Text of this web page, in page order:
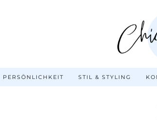
PERSÖNLICHKEIT STIL & STYLING